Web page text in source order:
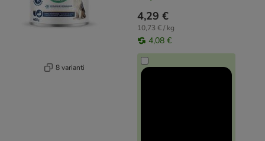
8 varianti
4,29 €
10,73 € / kg
4,08 €